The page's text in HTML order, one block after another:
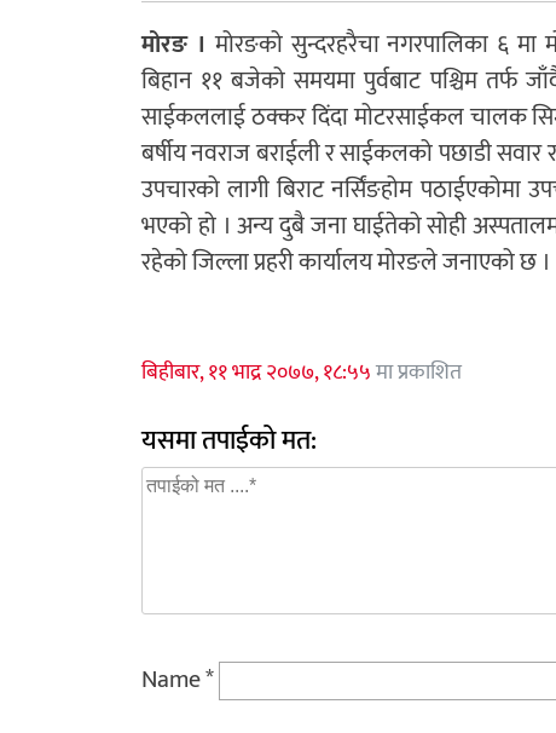
मोरङ । मोरङको सुन्दरहरैचा नगरपालिका ६
बिहान ११ बजेको समयमा पुर्वबाट पश्चिम तर्फ
साईकललाई ठक्कर दिंदा मोटरसाईकल चालक
बर्षीय नवराज बराईली र साईकलको पछाडी सवार
उपचारको लागी बिराट नर्सिंङहोम पठाईएकोमा
भएको हो । अन्य दुबै जना घाईतेको सोही
रहेको जिल्ला प्रहरी कार्यालय मोरङले जनाएको छ ।
बिहीबार, ११ भाद्र २०७७, १८:५५मा प्रकाशित
यसमा तपाईको मत:
Name*